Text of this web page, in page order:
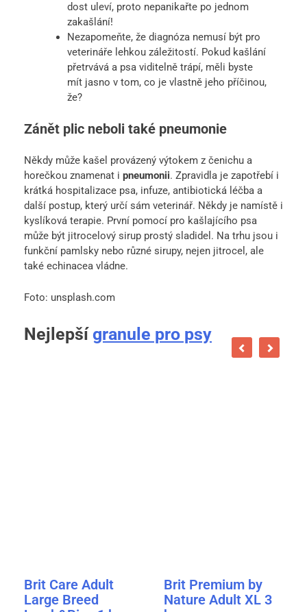
dost uleví, proto nepanikařte po jednom
zakašlání!
Nezapomeňte, že diagnóza nemusí být pro
veterináře lehkou záležitostí. Pokud kašlání
přetrvává a psa viditelně trápí, měli byste
mít jasno v tom, co je vlastně jeho příčinou,
že?
Zánět plic neboli také pneumonie
Někdy může kašel provázený výtokem z čenichu a
horečkou znamenat i pneumonii. Zpravidla je zapotřebí i
krátká hospitalizace psa, infuze, antibiotická léčba a
další postup, který určí sám veterinář. Někdy je namístě i
kyslíková terapie. První pomocí pro kašlajícího psa
může být jitrocelový sirup prostý sladidel. Na trhu jsou i
funkční pamlsky nebo různé sirupy, nejen jitrocel, ale
také echinacea vládne.
Foto: unsplash.com
Nejlepšígranule pro psy
Brit Care Adult
Large Breed
Brit Premium by
Nature Adult XL 3